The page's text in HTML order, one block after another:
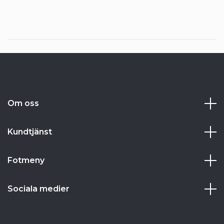
Om oss
Kundtjänst
Fotmeny
Sociala medier